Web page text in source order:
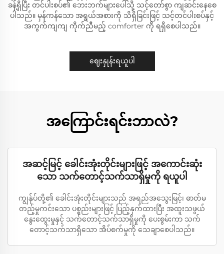
ခန့်ရှိပြီး တင်ပါးစပ်၏ ဘေးဘက်များပေါ်သို့ သင့်တော်စွာ ကျဆင်းနေစေ
ပါသည်။ မှန်ကန်သော အရွယ်အစားကို သိရှိခြင်းဖြင့် သင့်တင်ပါးစပ်နှင့်
အကွက်ကျကျ ကိုက်ညီမည့် comforter ကို ရရှိစေပါသည်။
ဈေးနှုန်းရယူပါ
အကြောင်းရင်းဘာလဲ?
အဆင့်မြင့် ခေါင်းအုံးတိုင်းများဖြင့် အကောင်းဆုံး
သော သက်တောင့်သက်သာရှိမှုကို ရယူပါ
ကျွန်ုပ်တို့၏ ခေါင်းအုံးတိုင်းများသည် အရည်အသွေးမြင့်၊ ဓာတ်မ
တည့်မှုကင်းသော ပစ္စည်းများဖြင့် ပြည့်နှက်ထားပြီး အထူးသဖွယ်
နွေးထွေးမှုနှင့် သက်တောင့်သက်သာရှိမှုကို ပေးစွမ်းကာ သက်
တောင့်သက်သာရှိသော အိပ်စက်မှုကို သေချာစေပါသည်။